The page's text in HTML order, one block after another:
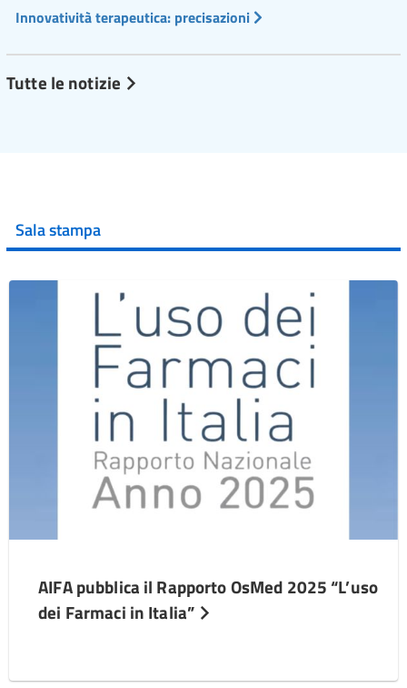
Innovatività terapeutica: precisazioni
Tutte le notizie
Sala stampa
AIFA pubblica il Rapporto OsMed 2025 “L’uso
dei Farmaci in Italia”